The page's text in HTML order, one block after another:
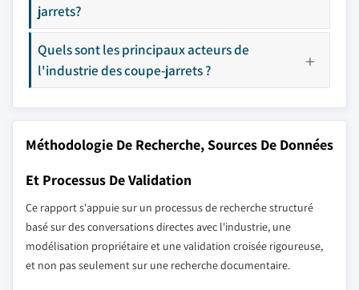
jarrets?
Quels sont les principaux acteurs de
l'industrie des coupe-jarrets ?
Méthodologie De Recherche, Sources De Données
Et Processus De Validation
Ce rapport s'appuie sur un processus de recherche structuré
basé sur des conversations directes avec l'industrie, une
modélisation propriétaire et une validation croisée rigoureuse,
et non pas seulement sur une recherche documentaire.